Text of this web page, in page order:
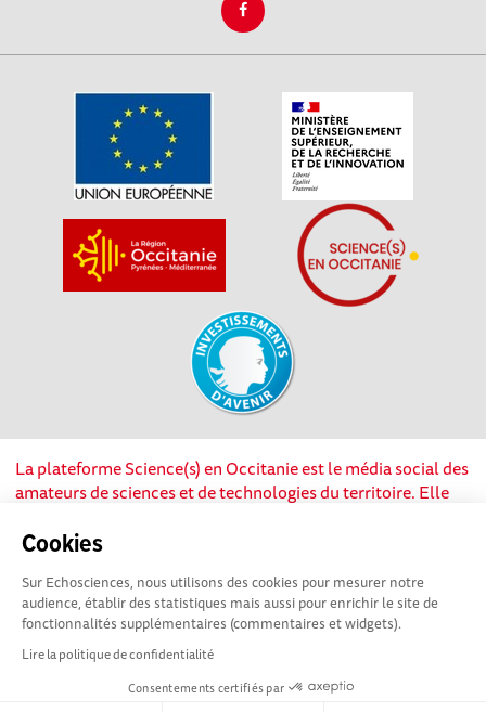
Cookies
Sur Echosciences, nous utilisons des cookies pour mesurer notre
audience, établir des statistiques mais aussi pour enrichir le site de
fonctionnalités supplémentaires (commentaires et widgets).
Lire la politique de confidentialité
Consentements certifiés par
La plateforme Science(s) en Occitanie est le média social des
amateurs de sciences et de technologies du territoire. Elle
soutien de nombreux acteurs locaux. Ce projet est cofinancé
l’Union européenne via les fonds européen de
développement régional. Science(s) en Occitanie est une
plateforme Echosciences by Amcsti.
Mentions légales|Politique de confidentialité